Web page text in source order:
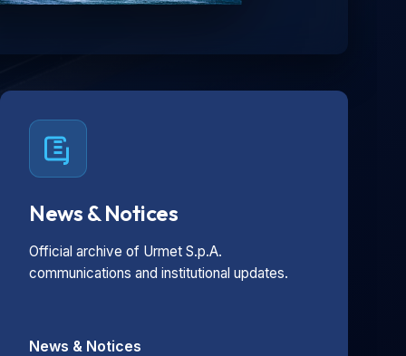
News & Notices
Official archive of Urmet S.p.A.
communications and institutional updates.
News & Notices